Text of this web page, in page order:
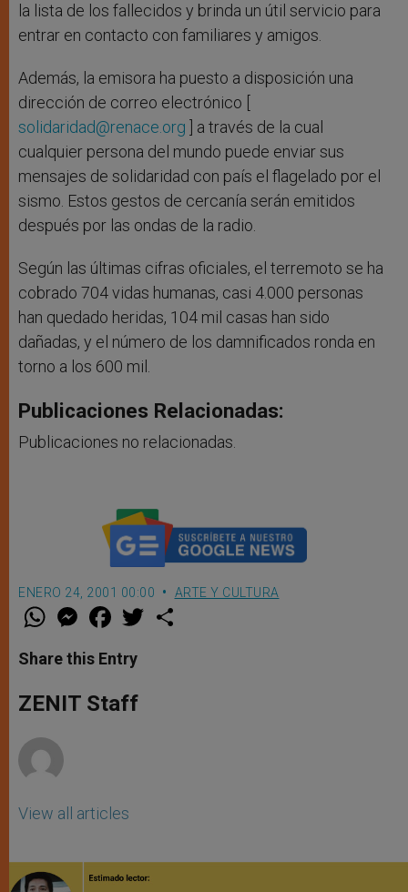
la lista de los fallecidos y brinda un útil servicio para
entrar en contacto con familiares y amigos.
Además, la emisora ha puesto a disposición una
dirección de correo electrónico [
solidaridad@renace.org ] a través de la cual
cualquier persona del mundo puede enviar sus
mensajes de solidaridad con país el flagelado por el
sismo. Estos gestos de cercanía serán emitidos
después por las ondas de la radio.
Según las últimas cifras oficiales, el terremoto se ha
cobrado 704 vidas humanas, casi 4.000 personas
han quedado heridas, 104 mil casas han sido
dañadas, y el número de los damnificados ronda en
torno a los 600 mil.
Publicaciones Relacionadas:
Publicaciones no relacionadas.
ENERO 24, 2001 00:00 ARTE Y CULTURA
W
t
s
p
p
M
e
s
e
g
e
F
a
e
b
o
k
w
Share this Entry
ZENIT Staff
View all articles